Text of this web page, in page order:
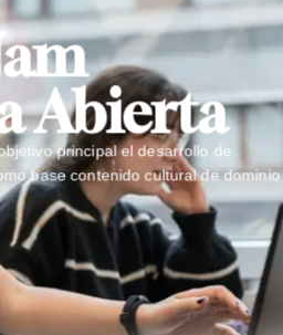
Abierta
principal el desarrollo de
base contenido cultural de dominio